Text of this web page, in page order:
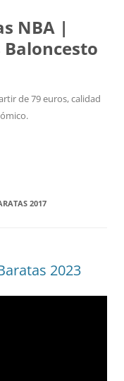
NBA |
de 79 euros, calidad
2017
2023